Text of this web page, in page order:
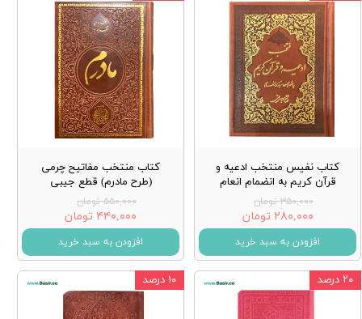
کتاب نفیس منتخب ادعیه و
قرآن کریم به انضمام انعام
۳۵۰,۰۰۰ تومان
۲۸۰,۰۰۰ تومان
افزودن به سبد خرید
کتاب منتخب مفاتیح چرمی
(طرح مادرم) قطع جیبی
۵۵۰,۰۰۰ تومان
۴۴۰,۰۰۰ تومان
افزودن به سبد خرید
۲۰ درصد ۱۰ درصد